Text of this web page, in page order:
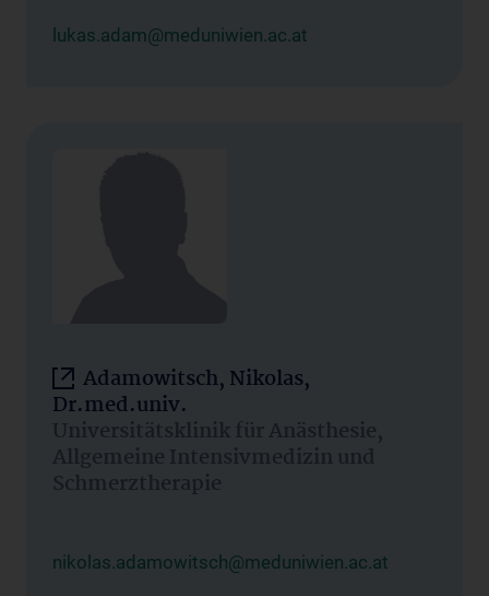
lukas.adam@meduniwien.ac.at
Adamowitsch, Nikolas,
Dr.med.univ.
Universitätsklinik für Anästhesie,
Allgemeine Intensivmedizin und
Schmerztherapie
nikolas.adamowitsch@meduniwien.ac.at